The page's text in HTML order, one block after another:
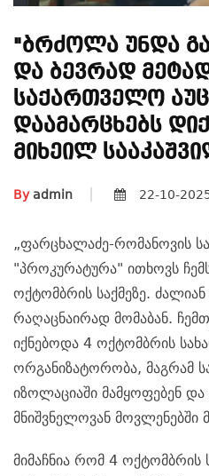
"ბრძოლა Უნდა
Და Ბევრად
Საქართველო
Დაამარცხებს
Მიხეილ
Byadmin 22-10-
„ფარცხალაძე-რომანოვის
"პროკურატურა" ითხოვს
ოქტომბრის საქმეზე.
რაღაცნაირად მომაბან.
იქნებოდა 4 ოქტომბრის
ორგანიზატორობა, მაგრამ
იზოლაციაში მამყოფებენ
მნიშვნელოვან მოვლენებში
მიმაჩნია რომ 4 ოქტომბრის